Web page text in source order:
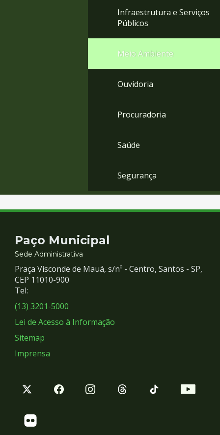
Infraestrutura e Serviços
Públicos
Meio Ambiente
Ouvidoria
Procuradoria
Saúde
Segurança
Contato
e
Redes
Sociais
Paço Municipal
Sede Administrativa
Praça Visconde de Mauá, s/nº - Centro, Santos - SP,
CEP 11010-900
Tel:
(13) 3201-5000
Lei de Acesso à Informação
Sitemap
Imprensa